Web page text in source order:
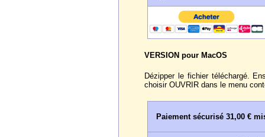
VERSION pour MacOS
Dézipper le fichier téléchargé.
choisir OUVRIR dans le menu
Paiement sécurisé 31,00 €